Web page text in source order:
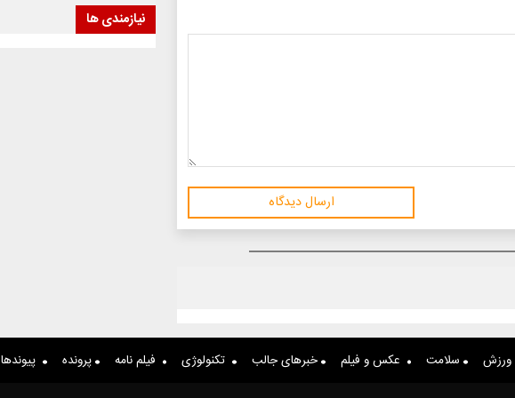
ارسال دیدگاه
نیازمندی ها
ورزش سلامت عکس و فیلم خبرهای جالب تکنولوژی فیلم نامه پرونده پیوندها